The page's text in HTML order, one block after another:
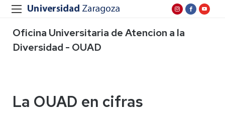
Oficina Universitaria de Atencion a la
Diversidad - OUAD
La OUAD en cifras